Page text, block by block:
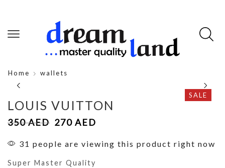
Home wallets
SALE
LOUIS VUITTON
350AED 270 AED
31 people are viewing this product right now
Super Master Quality